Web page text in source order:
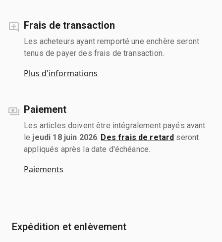
Frais de transaction
Les acheteurs ayant remporté une enchère seront
tenus de payer des frais de transaction.
Plus d'informations
Paiement
Les articles doivent être intégralement payés avant
le jeudi 18 juin 2026 Des frais de retard seront
appliqués après la date d'échéance.
Paiements
Expédition et enlèvement